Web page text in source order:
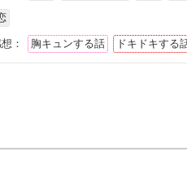
： 胸キュンする話 ドキドキする